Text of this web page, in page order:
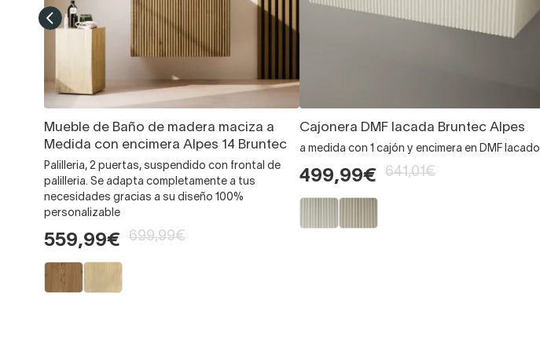
Mueble de Baño de madera maciza a
Medida con encimera Alpes 14 Bruntec
Palilleria, 2 puertas, suspendido con frontal de
palilleria. Se adapta completamente a tus
necesidades gracias a su diseño 100%
personalizable
559,99€ 699,99€
Cajonera DMF lacada Bruntec Alpes
a medida con 1 cajón y encimera en DMF lacado
499,99€ 641,01€